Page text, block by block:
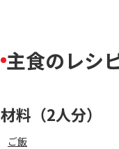
主食のレシ
材料（2人分）
ご飯